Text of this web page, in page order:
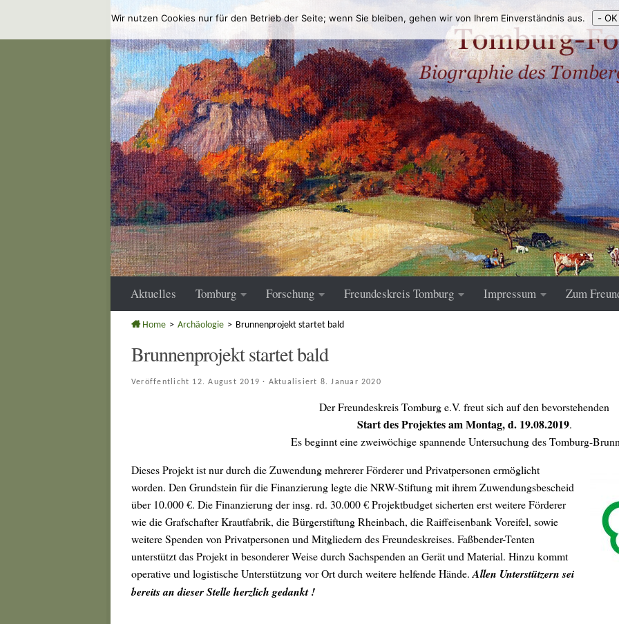
Zum Inhalt springen
Aktuelles Tomburg Forschung Freundeskreis Tomburg Impressum Zum
Home > Archäologie > Brunnenprojekt startet bald
Brunnenprojekt startet bald
Veröffentlicht 12. August 2019 · Aktualisiert 8. Januar 2020
Der Freundeskreis Tomburg e.V. freut sich auf den bevorstehenden
Start des Projektes am Montag, d. 19.08.2019.
Es beginnt eine zweiwöchige spannende Untersuchung des Tomburg-
Dieses Projekt ist nur durch die Zuwendung mehrerer Förderer und Privatpersonen ermöglicht
worden. Den Grundstein für die Finanzierung legte die NRW-Stiftung mit ihrem Zuwendungsbescheid
über 10.000 €. Die Finanzierung der insg. rd. 30.000 € Projektbudget sicherten erst weitere Förderer
wie die Grafschafter Krautfabrik, die Bürgerstiftung Rheinbach, die Raiffeisenbank Voreifel, sowie
weitere Spenden von Privatpersonen und Mitgliedern des Freundeskreises. Faßbender-Tenten
unterstützt das Projekt in besonderer Weise durch Sachspenden an Gerät und Material. Hinzu kommt
operative und logistische Unterstützung vor Ort durch weitere helfende Hände. Allen Unterstützern sei
bereits an dieser Stelle herzlich gedankt !
Wir nutzen Cookies nur für den Betrieb der Seite; wenn Sie bleiben, gehen wir von Ihrem Einverständnis aus. -